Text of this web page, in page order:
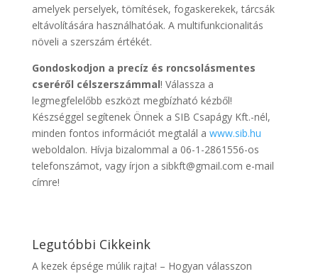
amelyek perselyek, tömítések, fogaskerekek, tárcsák
eltávolítására használhatóak. A multifunkcionalitás
növeli a szerszám értékét.
Gondoskodjon a precíz és roncsolásmentes
cseréről célszerszámmal! Válassza a
legmegfelelőbb eszközt megbízható kézből!
Készséggel segítenek Önnek a SIB Csapágy Kft.-nél,
minden fontos információt megtalál a www.sib.hu
weboldalon. Hívja bizalommal a 06-1-2861556-os
telefonszámot, vagy írjon a sibkft@gmail.com e-mail
címre!
Legutóbbi Cikkeink
A kezek épsége múlik rajta! – Hogyan válasszon